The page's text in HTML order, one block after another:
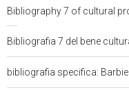
Bibliography 7 of cultural
Bibliografia 7 del bene
bibliografia specifica: